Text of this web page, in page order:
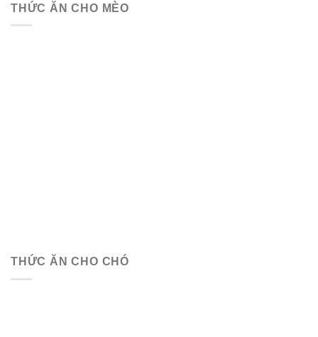
THỨC ĂN CHO MÈO
THỨC ĂN CHO CHÓ